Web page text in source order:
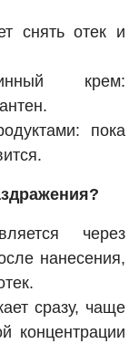
снять отек и
крем:
пока
через
нанесения,
сразу, чаще
концентрации